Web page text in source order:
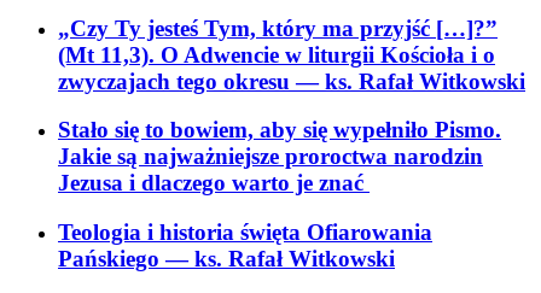
„Czy Ty jesteś Tym, który ma przyjść […]?”
(Mt 11,3). O Adwencie w liturgii Kościoła i o
zwyczajach tego okresu— ks. Rafał Witkowski
Stało się to bowiem, aby się wypełniło Pismo.
Jakie są najważniejsze proroctwa narodzin
Jezusa i dlaczego warto je znać
Teologia i historia święta Ofiarowania
Pańskiego— ks. Rafał Witkowski